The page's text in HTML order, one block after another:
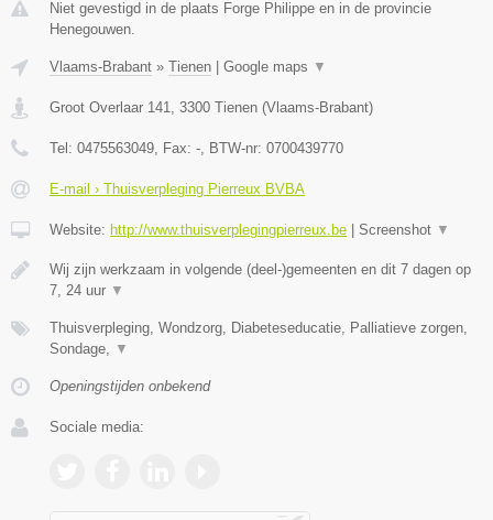
Niet gevestigd in de plaats Forge Philippe en in de provincie
Henegouwen.
Vlaams-Brabant » Tienen | Google maps ▼
Groot Overlaar 141 3300 Tienen (Vlaams-Brabant)
Tel: 0475563049 , Fax: - , BTW-nr: 0700439770
E-mail › Thuisverpleging Pierreux BVBA
Website: http://www.thuisverplegingpierreux.be | Screenshot ▼
Wij zijn werkzaam in volgende (deel-)gemeenten en dit 7 dagen op
7, 24 uur ▼
Thuisverpleging, Wondzorg, Diabeteseducatie, Palliatieve zorgen,
Sondage,
▼
Openingstijden onbekend
Sociale media: